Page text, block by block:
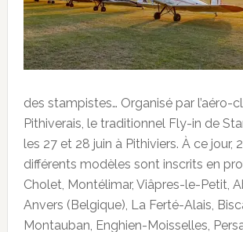
des stampistes… Organisé par l’aéro-
Pithiverais, le traditionnel Fly-in de
les 27 et 28 juin à Pithiviers. À ce jour,
différents modèles sont inscrits en
Cholet, Montélimar, Viâpres-le-Petit,
Anvers (Belgique), La Ferté-Alais,
Montauban, Enghien-Moisselles,